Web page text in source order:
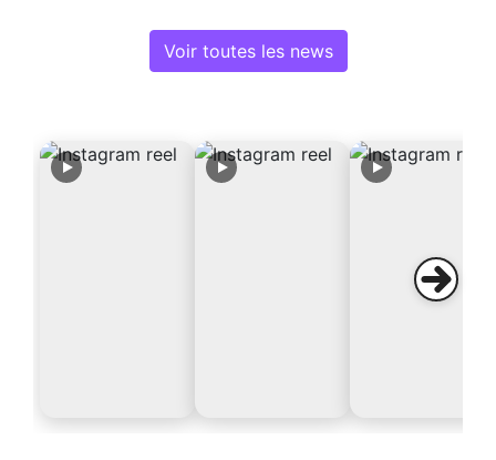
Voir toutes les news